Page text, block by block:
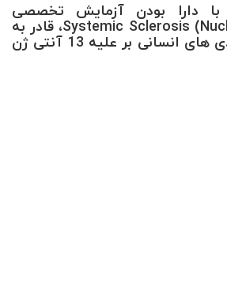
با دارا بودن آزمایش تخصصی
Systemic Sclerosis (Nucleoli) Profile (IgG)، قادر به
تعیین اتو آنتی بادی های انسانی بر علیه 13 آنتی ژن